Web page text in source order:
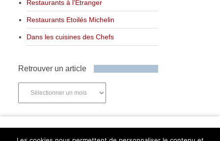
Restaurants à l’Etranger
Restaurants Etoilés Michelin
Dans les cuisines des Chefs
Retrouver un article